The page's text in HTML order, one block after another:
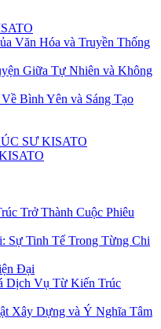
Văn Hóa và Truyền Thống
Giữa Tự Nhiên và Không
Bình Yên và Sáng Tạo
SƯ KISATO
Trở Thành Cuộc Phiêu
Sự Tinh Tế Trong Từng Chi
Đại
Dịch Vụ Từ Kiến Trúc
Xây Dựng và Ý Nghĩa Tâm